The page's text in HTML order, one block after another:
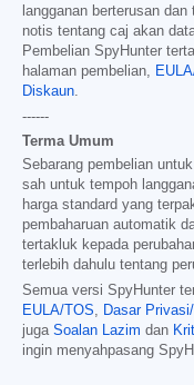
langganan berterusan
notis tentang caj akan
Pembelian SpyHunter
halaman pembelian,
Diskaun.
------
Terma Umum
Sebarang pembelian
sah untuk tempoh
harga standard yang
pembaharuan automatik
tertakluk kepada
terlebih dahulu tentang
Semua versi SpyHunter
EULA/TOS, Dasar
juga Soalan Lazim dan
ingin menyahpasang